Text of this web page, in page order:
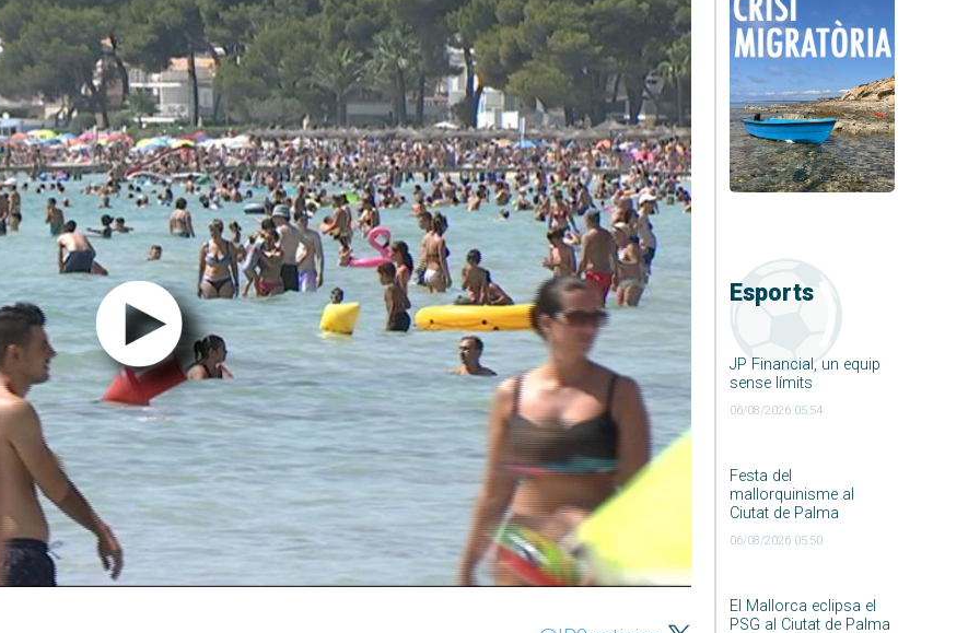
Esports
JP Financial, un equip
sense límits
06/08/2026 05:54
Festa del
mallorquinisme al
Ciutat de Palma
06/08/2026 05:50
El Mallorca eclipsa el
PSG al Ciutat de Palma